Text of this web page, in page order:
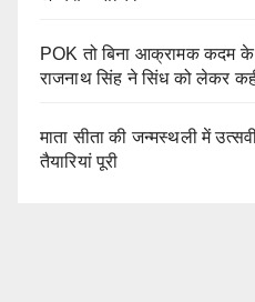
POK तो बिना आक्रामक कदम के
राजनाथ सिंह ने सिंध को लेकर
माता सीता की जन्मस्थली में
तैयारियां पूरी